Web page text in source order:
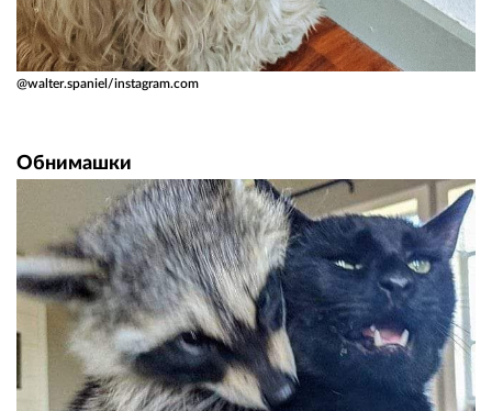
@walter.spaniel/instagram.com
Обнимашки